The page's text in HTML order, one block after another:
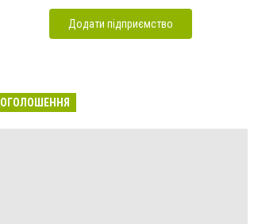
Додати підприємство
ОГОЛОШЕННЯ